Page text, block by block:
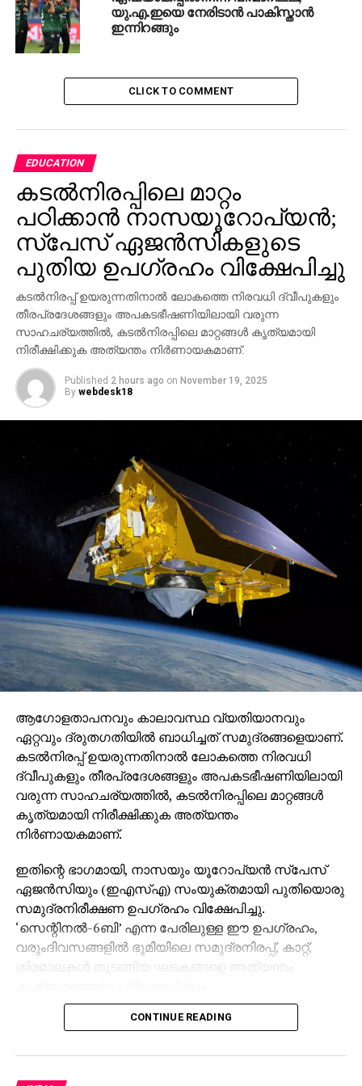
ഭീഷണികളെയും എങ്ങനെ നേരിടാമെന്ന് പരിശീലനം
നല്‍കും. ഇന്റര്‍നെറ്റ് വ്യാപകമായി ഉപയോഗിക്കുന്ന
സാഹചര്യത്തില്‍ കൂടുതല്‍ ഗുണകരമായ രീതിയില്‍
ഉള്‍പ്പെടുത്തിയിട്ടുണ്ട്.
RELATED TOPICS: UAE
UP NEXT
ശുഹൈബ് വധത്തില്‍ രണ്ടു പേര്‍ കൂടു
അറസ്റ്റിലായി
DON'T MISS
പിഎന്‍ബി തട്ടിപ്പ്: ലോക്‌സഭയില്‍ ചര്‍ച്ച
വേണമെന്ന് പ്രതിപക്ഷം
യു.എ.ഇയെ നേരിടാന്‍ പാകിസ്താന്‍
ഇന്നിറങ്ങും
CLICK TO COMMENT
EDUCATION
കടല്‍നിരപ്പിലെ മാറ്റം
പഠിക്കാന്‍ നാസയൂറോപ്യന്‍;
സ്പേസ് ഏജന്‍സികളുടെ
പുതിയ ഉപഗ്രഹം വിക്ഷേപിച്ചു
കടല്‍നിരപ്പ് ഉയരുന്നതിനാല്‍ ലോകത്തെ നിരവധി ദ്വീപുകളും
തീരപ്രദേശങ്ങളും അപകടഭീഷണിയിലായി വരുന്ന
സാഹചര്യത്തില്‍, കടല്‍നിരപ്പിലെ മാറ്റങ്ങള്‍ കൃത്യമായി
നിരീക്ഷിക്കുക അത്യന്തം നിര്‍ണായകമാണ്.
Published 2 hours ago on November 19, 2025
By webdesk18
ആഗോളതാപനവും കാലാവസ്ഥ വ്യതിയാനവും
ഏറ്റവും ദ്രുതഗതിയില്‍ ബാധിച്ചത് സമുദ്രങ്ങളെയാണ്.
കടല്‍നിരപ്പ് ഉയരുന്നതിനാല്‍ ലോകത്തെ നിരവധി
ദ്വീപുകളും തീരപ്രദേശങ്ങളും അപകടഭീഷണിയിലായി
വരുന്ന സാഹചര്യത്തില്‍, കടല്‍നിരപ്പിലെ മാറ്റങ്ങള്‍
കൃത്യമായി നിരീക്ഷിക്കുക അത്യന്തം
നിര്‍ണായകമാണ്.
ഇതിന്റെ ഭാഗമായി, നാസയും യൂറോപ്യന്‍ സ്പേസ്
ഏജന്‍സിയും (ഇഎസ്എ) സംയുക്തമായി പുതിയൊരു
സമുദ്രനിരീക്ഷണ ഉപഗ്രഹം വിക്ഷേപിച്ചു.
‘സെന്റിനല്‍-6ബി’ എന്ന പേരിലുള്ള ഈ ഉപഗ്രഹം,
വരുംദിവസങ്ങളില്‍ ഭൂമിയിലെ സമുദ്രനിരപ്പ്, കാറ്റ്,
തിരമാലകള്‍ തുടങ്ങിയ ഘടകങ്ങളെ അത്യന്തം
സെക്കന്‍ഡില്‍ 7.2 കിലോമീറ്റര്‍ വേഗതയില്‍
ഭൂമിയെ പൂര്‍ണ്ണമായി വലംവയ്ക്കും. ഇതിലൂടെ
ലോകത്തിന്റെ മുഴുവന്‍ സമുദ്ര ഉപരിതലത്തെയും
CONTINUE READING